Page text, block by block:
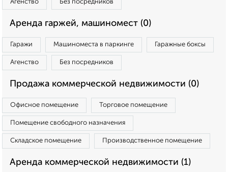
Агенство Без посредников
Аренда гаржей, машиномест (0)
Гаражи Машиноместа в паркинге Гаражные боксы
Агенство Без посредников
Продажа коммерческой недвижимости (0)
Офисное помещение Торговое помещение
Помещение свободного назначения
Складское помещение Производственное помещение
Аренда коммерческой недвижимости (1)